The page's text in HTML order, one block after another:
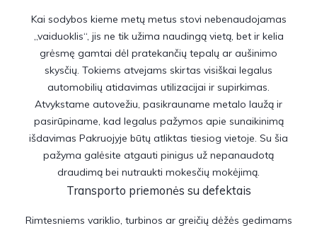
Kai sodybos kieme metų metus stovi nebenaudojamas
„vaiduoklis“, jis ne tik užima naudingą vietą, bet ir kelia
grėsmę gamtai dėl pratekančių tepalų ar aušinimo
skysčių. Tokiems atvejams skirtas visiškai legalus
automobilių atidavimas utilizacijai ir supirkimas.
Atvykstame autovežiu, pasikrauname metalo laužą ir
pasirūpiname, kad legalus pažymos apie sunaikinimą
išdavimas Pakruojyje būtų atliktas tiesiog vietoje. Su šia
pažyma galėsite atgauti pinigus už nepanaudotą
draudimą bei nutraukti mokesčių mokėjimą.
Transporto priemonės su defektais
Rimtesniems variklio, turbinos ar greičių dėžės gedimams